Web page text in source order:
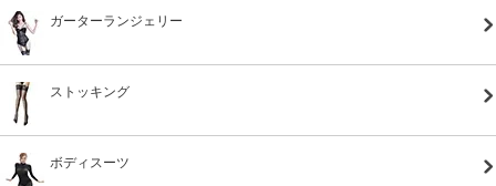
ガーターランジェリー
ストッキング
ボディスーツ